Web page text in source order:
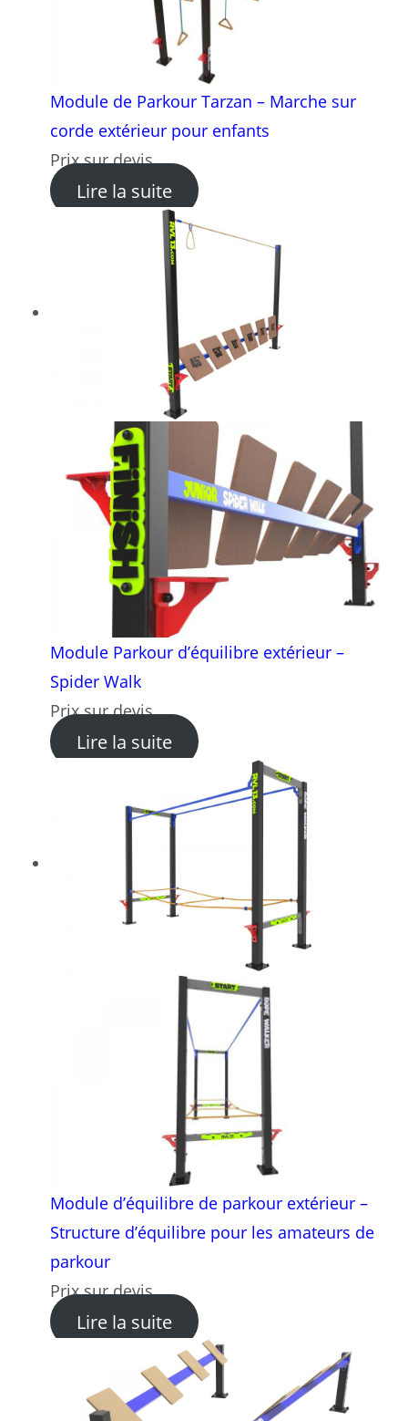
Module de Parkour Tarzan – Marche sur
corde extérieur pour enfants
Prix sur devis
Lire la suite: Module de Parkour
Module Parkour d’équilibre extérieur –
Spider Walk
Prix sur devis
Lire la suite: Module Parkour
Module d’équilibre de parkour extérieur –
Structure d’équilibre pour les amateurs de
parkour
Prix sur devis
Lire la suite: Module d’équilibre de